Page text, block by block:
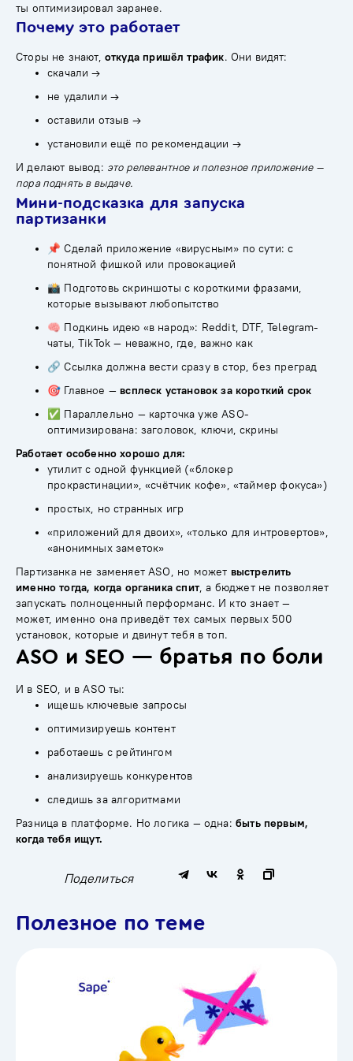
ты оптимизировал заранее.
Почему это работает
Сторы не знают, откуда пришёл трафик. Они видят:
скачали →
не удалили →
оставили отзыв →
установили ещё по рекомендации →
И делают вывод: это релевантное и полезное приложение —
пора поднять в выдаче.
Мини-подсказка для запуска
партизанки
📌 Сделай приложение «вирусным» по сути: с
понятной фишкой или провокацией
📸 Подготовь скриншоты с короткими фразами,
которые вызывают любопытство
🧠 Подкинь идею «в народ»: Reddit, DTF, Telegram-
чаты, TikTok — неважно, где, важно как
🔗 Ссылка должна вести сразу в стор, без преград
🎯 Главное —всплеск установок за короткий срок
✅ Параллельно — карточка уже ASO-
оптимизирована: заголовок, ключи, скрины
Работает особенно хорошо для:
утилит с одной функцией («блокер
прокрастинации», «счётчик кофе», «таймер фокуса»)
простых, но странных игр
«приложений для двоих», «только для интровертов»,
«анонимных заметок»
Партизанка не заменяет ASO, но может выстрелить
именно тогда, когда органика спит, а бюджет не позволяет
запускать полноценный перформанс. И кто знает —
может, именно она приведёт тех самых первых 500
установок, которые и двинут тебя в топ.
ASO и SEO — братья по боли
И в SEO, и в ASO ты:
ищешь ключевые запросы
оптимизируешь контент
работаешь с рейтингом
анализируешь конкурентов
следишь за алгоритмами
Разница в платформе. Но логика — одна:быть первым,
когда тебя ищут.
Поделиться
Полезное по теме